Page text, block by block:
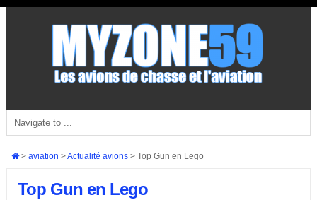
> aviation >Actualité avions> Top Gun en Lego
Top Gun en Lego